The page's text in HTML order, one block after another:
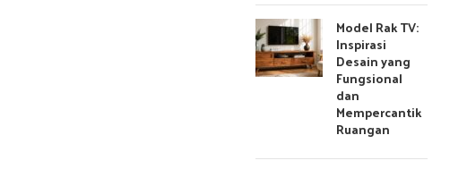
Model Rak TV:
Inspirasi
Desain yang
Fungsional
dan
Mempercantik
Ruangan